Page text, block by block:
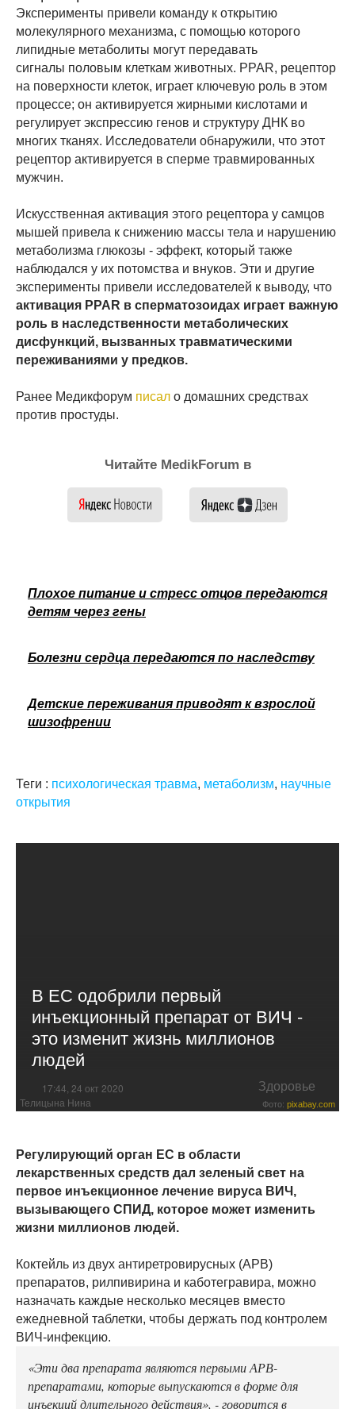
Эксперименты привели команду к открытию
молекулярного механизма, с помощью которого
липидные метаболиты могут передавать
сигналы половым клеткам животных. PPAR, рецептор
на поверхности клеток, играет ключевую роль в этом
процессе; он активируется жирными кислотами и
регулирует экспрессию генов и структуру ДНК во
многих тканях. Исследователи обнаружили, что этот
рецептор активируется в сперме травмированных
мужчин.
Искусственная активация этого рецептора у самцов
мышей привела к снижению массы тела и нарушению
метаболизма глюкозы - эффект, который также
наблюдался у их потомства и внуков. Эти и другие
эксперименты привели исследователей к выводу, что
активация PPAR в сперматозоидах играет важную
роль в наследственности метаболических
дисфункций, вызванных травматическими
переживаниями у предков.
Ранее Медикфорум писал о домашних средствах
против простуды.
Читайте MedikForum в
Плохое питание и стресс отцов передаются
детям через гены
Болезни сердца передаются по наследству
Детские переживания приводят к взрослой
шизофрении
Теги : психологическая травма, метаболизм, научные
открытия
В ЕС одобрили первый
инъекционный препарат от ВИЧ -
это изменит жизнь миллионов
людей
17:44, 24 окт 2020 Здоровье
Телицына Нина Фото: pixabay.com
Регулирующий орган ЕС в области
лекарственных средств дал зеленый свет на
первое инъекционное лечение вируса ВИЧ,
вызывающего СПИД, которое может изменить
жизни миллионов людей.
Коктейль из двух антиретровирусных (АРВ)
препаратов, рилпивирина и каботегравира, можно
назначать каждые несколько месяцев вместо
ежедневной таблетки, чтобы держать под контролем
ВИЧ-инфекцию.
«Эти два препарата являются первыми АРВ-
препаратами, которые выпускаются в форме для
инъекций длительного действия», - говорится в